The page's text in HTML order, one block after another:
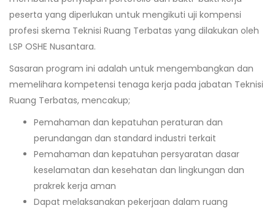
peserta yang diperlukan untuk mengikuti uji kompensi
profesi skema Teknisi Ruang Terbatas yang dilakukan oleh
LSP OSHE Nusantara.
Sasaran program ini adalah untuk mengembangkan dan
memelihara kompetensi tenaga kerja pada jabatan Teknisi
Ruang Terbatas, mencakup;
Pemahaman dan kepatuhan peraturan dan
perundangan dan standard industri terkait
Pemahaman dan kepatuhan persyaratan dasar
keselamatan dan kesehatan dan lingkungan dan
prakrek kerja aman
Dapat melaksanakan pekerjaan dalam ruang